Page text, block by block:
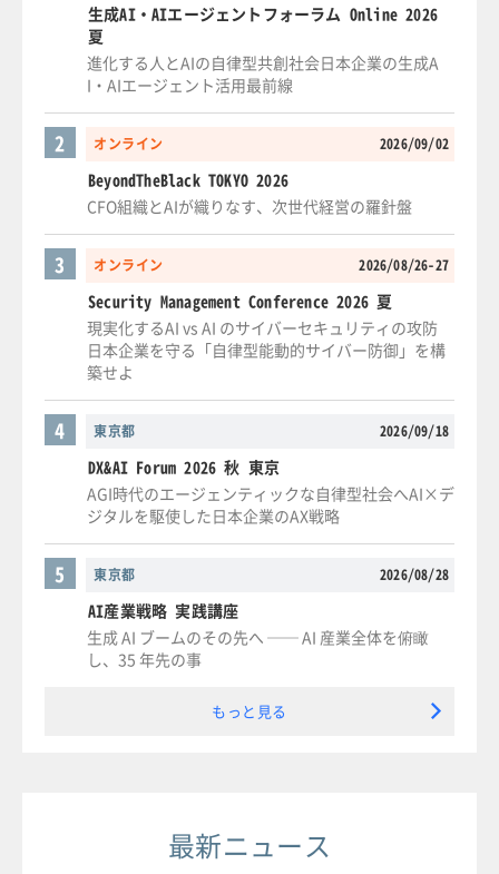
生成AI・AIエージェントフォーラム Online 2026
夏
進化する人とAIの自律型共創社会日本企業の生成A
I・AIエージェント活用最前線
オンライン 2026/09/02
2
BeyondTheBlack TOKYO 2026
CFO組織とAIが織りなす、次世代経営の羅針盤
オンライン 2026/08/26-27
3
Security Management Conference 2026 夏
現実化するAI vs AI のサイバーセキュリティの攻防
日本企業を守る「自律型能動的サイバー防御」を構
築せよ
東京都 2026/09/18
4
DX&AI Forum 2026 秋 東京
AGI時代のエージェンティックな自律型社会へAI×デ
ジタルを駆使した日本企業のAX戦略
東京都 2026/08/28
5
AI産業戦略 実践講座
生成 AI ブームのその先へ ── AI 産業全体を俯瞰
し、35 年先の事
もっと見る
最新ニュース